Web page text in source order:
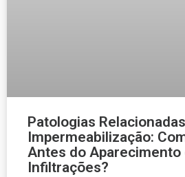
Patologias
Impermeabilização:
Antes do Aparecimento
Infiltrações?